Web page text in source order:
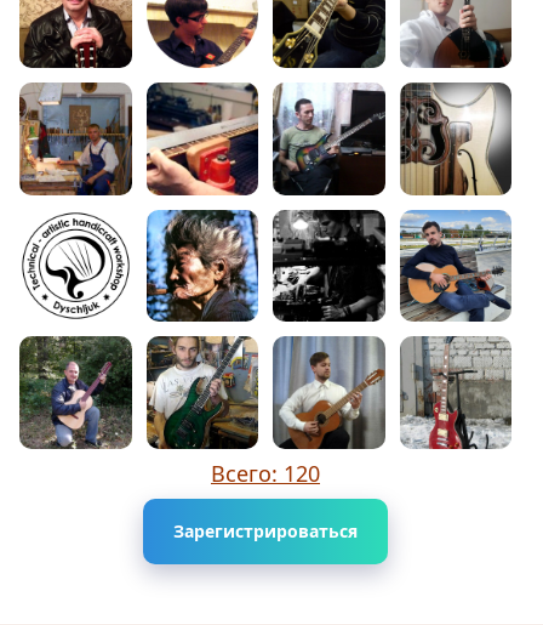
Всего: 120
Зарегистрироваться